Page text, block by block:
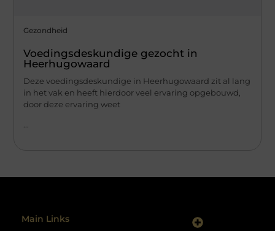
Gezondheid
Voedingsdeskundige gezocht in
Heerhugowaard
Deze voedingsdeskundige in Heerhugowaard zit al lang
in het vak en heeft hierdoor veel ervaring opgebouwd,
door deze ervaring weet
...
Main Links